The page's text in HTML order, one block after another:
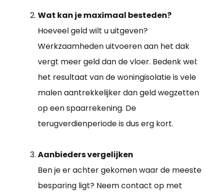
Wat kan je maximaal besteden?
Hoeveel geld wilt u uitgeven?
Werkzaamheden uitvoeren aan het dak
vergt meer geld dan de vloer. Bedenk wel:
het resultaat van de woningisolatie is vele
malen aantrekkelijker dan geld wegzetten
op een spaarrekening. De
terugverdienperiode is dus erg kort.
Aanbieders vergelijken
Ben je er achter gekomen waar de meeste
besparing ligt? Neem contact op met